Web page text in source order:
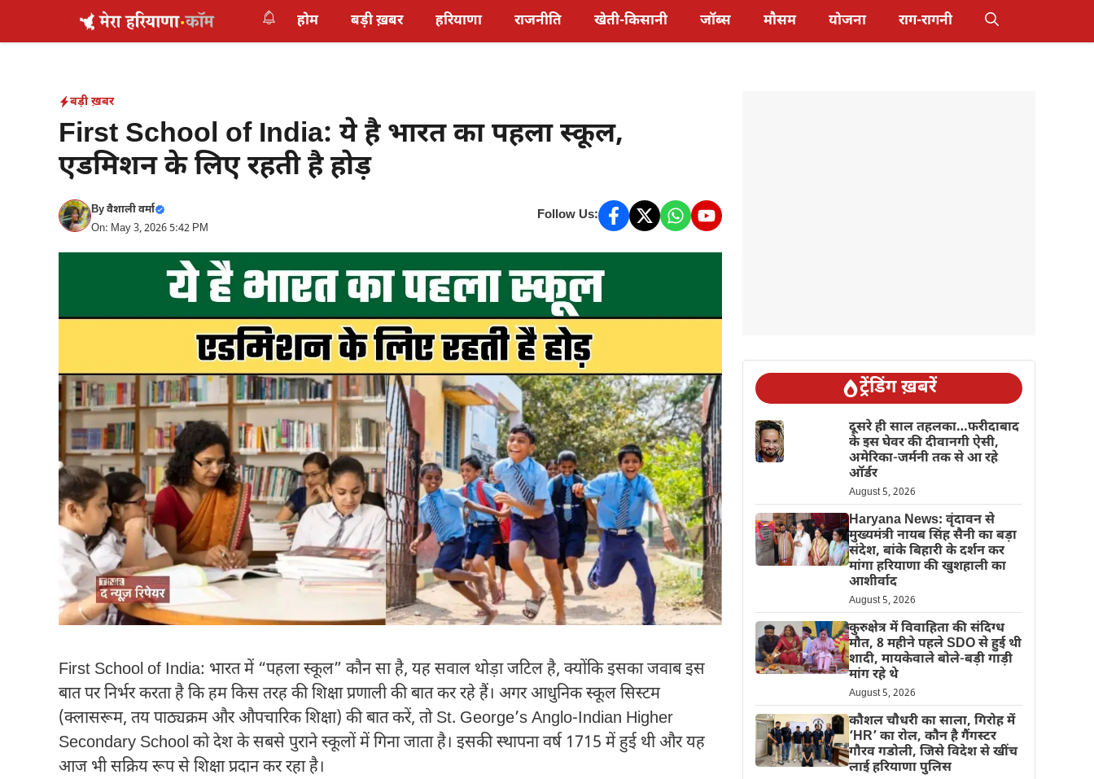
होम बड़ी ख़बर हरियाणा राजनीति खेती-किसानी जॉब्स मौसम योजना राग-रागनी
बड़ी ख़बर
First School of India: ये है भारत का पहला स्कूल,
एडमिशन के लिए रहती है होड़
Byवैशाली वर्मा
On: May 3, 2026 5:42 PM
Follow Us:
First School of India: भारत में “पहला स्कूल” कौन सा है, यह सवाल थोड़ा जटिल है, क्योंकि इसका जवाब इस
बात पर निर्भर करता है कि हम किस तरह की शिक्षा प्रणाली की बात कर रहे हैं। अगर आधुनिक स्कूल सिस्टम
(क्लासरूम, तय पाठ्यक्रम और औपचारिक शिक्षा) की बात करें, तो St. George’s Anglo-Indian Higher
Secondary School को देश के सबसे पुराने स्कूलों में गिना जाता है। इसकी स्थापना वर्ष 1715 में हुई थी और यह
आज भी सक्रिय रूप से शिक्षा प्रदान कर रहा है।
ट्रेंडिंग ख़बरें
दूसरे ही साल तहलका…फरीदाबाद
के इस घेवर की दीवानगी ऐसी,
अमेरिका-जर्मनी तक से आ रहे
ऑर्डर
August 5, 2026
Haryana News: वृंदावन से
मुख्यमंत्री नायब सिंह सैनी का बड़ा
संदेश, बांके बिहारी के दर्शन कर
मांगा हरियाणा की खुशहाली का
आशीर्वाद
August 5, 2026
कुरुक्षेत्र में विवाहिता की संदिग्ध
मौत, 8 महीने पहले SDO से हुई थी
शादी, मायकेवाले बोले-बड़ी गाड़ी
मांग रहे थे
August 5, 2026
कौशल चौधरी का साला, गिरोह में
‘HR’ का रोल, कौन है गैंगस्टर
गौरव गडोली, जिसे विदेश से खींच
लाई हरियाणा पुलिस